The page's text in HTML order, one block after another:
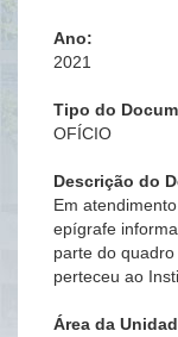
Ano:
2021
Tipo do
OFÍCIO
Descrição do
Em
epígrafe
parte do quadro
perteceu ao
Área da